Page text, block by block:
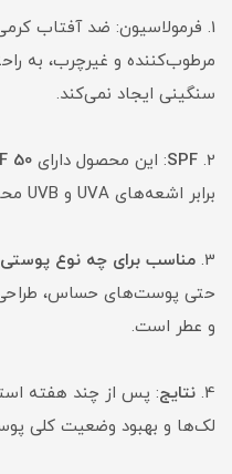
1. فرمولاسیون: ضد آفتاب
مرطوب‌کننده و غیرچرب،
سنگینی ایجاد نمی‌کند.
2.
SPF: این محصول دارای 50
برابر اشعه‌های UVA و UVB محافظت می‌کند.
3. مناسب برای چه نوع پوستی
حتی پوست‌های حساس، طراحی
و عطر است.
4. نتایج: پس از چند هفته
لک‌ها و بهبود وضعیت کلی